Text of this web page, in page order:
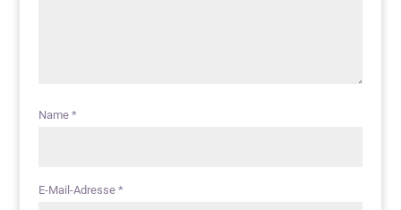
Name *
E-Mail-Adresse *